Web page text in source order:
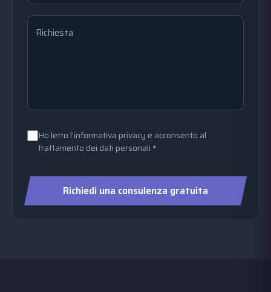
Richiesta
Ho letto l'informativa privacy e acconsento al
trattamento dei dati personali *
Richiedi una consulenza gratuita